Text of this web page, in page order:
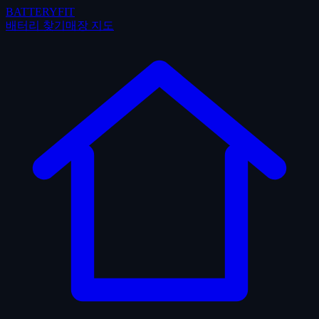
BATTERYFIT
배터리 찾기 매장 지도